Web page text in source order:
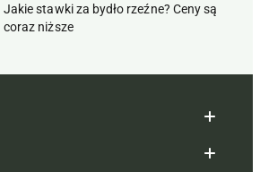
Jakie stawki za bydło rzeźne? Ceny są
coraz niższe